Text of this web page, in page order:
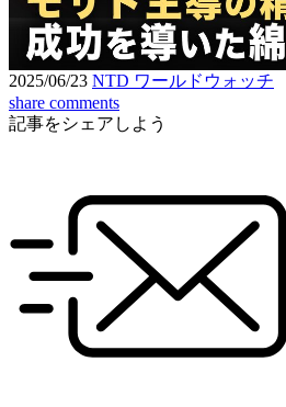
Video
2025/06/23 NTD ワールドウォッチ
share comments
記事をシェアしよう